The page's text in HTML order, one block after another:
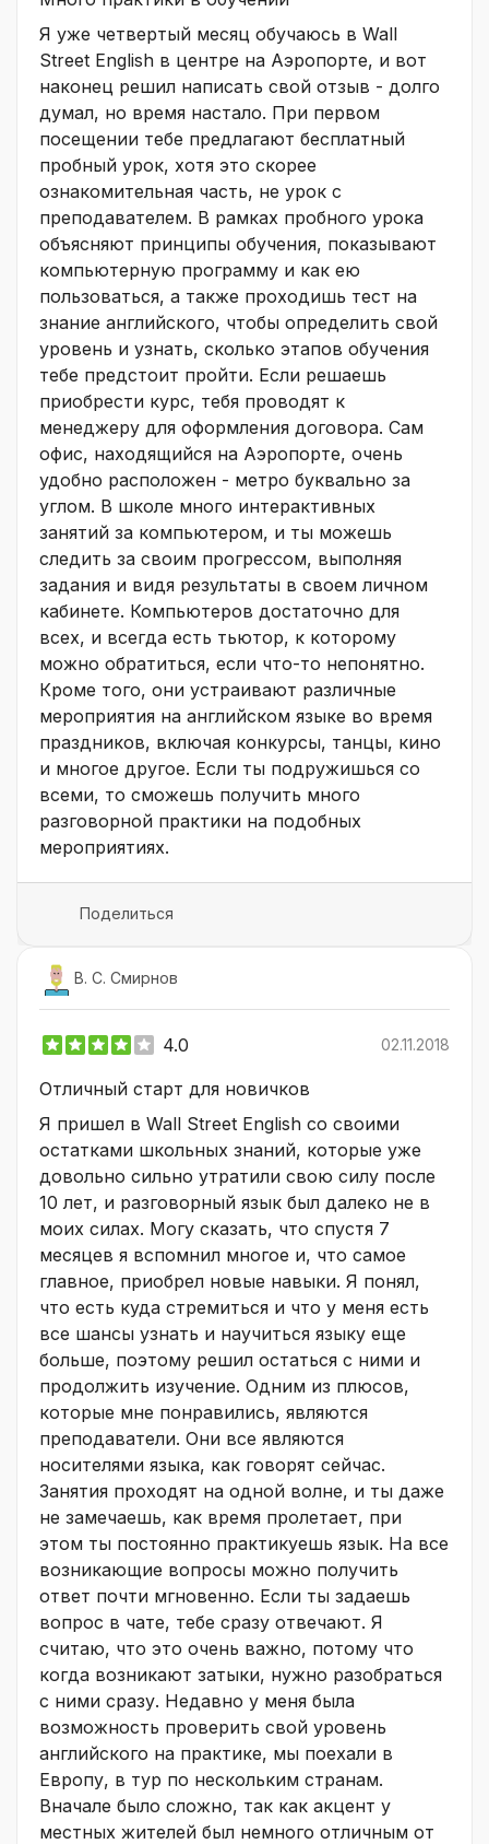
Я уже четвертый месяц обучаюсь в Wall
Street English в центре на Аэропорте, и вот
наконец решил написать свой отзыв - долго
думал, но время настало. При первом
посещении тебе предлагают бесплатный
пробный урок, хотя это скорее
ознакомительная часть, не урок с
преподавателем. В рамках пробного урока
объясняют принципы обучения, показывают
компьютерную программу и как ею
пользоваться, а также проходишь тест на
знание английского, чтобы определить свой
уровень и узнать, сколько этапов обучения
тебе предстоит пройти. Если решаешь
приобрести курс, тебя проводят к
менеджеру для оформления договора. Сам
офис, находящийся на Аэропорте, очень
удобно расположен - метро буквально за
углом. В школе много интерактивных
занятий за компьютером, и ты можешь
следить за своим прогрессом, выполняя
задания и видя результаты в своем личном
кабинете. Компьютеров достаточно для
всех, и всегда есть тьютор, к которому
можно обратиться, если что-то непонятно.
Кроме того, они устраивают различные
мероприятия на английском языке во время
праздников, включая конкурсы, танцы, кино
и многое другое. Если ты подружишься со
всеми, то сможешь получить много
разговорной практики на подобных
мероприятиях.
Поделиться
В. С. Смирнов
4.0 02.11.2018
Отличный старт для новичков
Я пришел в Wall Street English со своими
остатками школьных знаний, которые уже
довольно сильно утратили свою силу после
10 лет, и разговорный язык был далеко не в
моих силах. Могу сказать, что спустя 7
месяцев я вспомнил многое и, что самое
главное, приобрел новые навыки. Я понял,
что есть куда стремиться и что у меня есть
все шансы узнать и научиться языку еще
больше, поэтому решил остаться с ними и
продолжить изучение. Одним из плюсов,
которые мне понравились, являются
преподаватели. Они все являются
носителями языка, как говорят сейчас.
Занятия проходят на одной волне, и ты даже
не замечаешь, как время пролетает, при
этом ты постоянно практикуешь язык. На все
возникающие вопросы можно получить
ответ почти мгновенно. Если ты задаешь
вопрос в чате, тебе сразу отвечают. Я
считаю, что это очень важно, потому что
когда возникают затыки, нужно разобраться
с ними сразу. Недавно у меня была
возможность проверить свой уровень
английского на практике, мы поехали в
Европу, в тур по нескольким странам.
Вначале было сложно, так как акцент у
местных жителей был немного отличным от